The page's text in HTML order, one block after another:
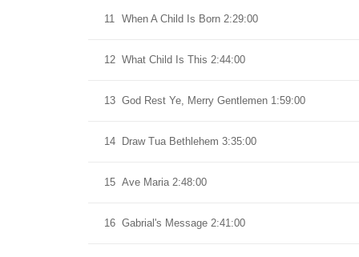
11 When A Child Is Born 2:29:00
12 What Child Is This 2:44:00
13 God Rest Ye, Merry Gentlemen 1:59:00
14 Draw Tua Bethlehem 3:35:00
15 Ave Maria 2:48:00
16 Gabrial's Message 2:41:00